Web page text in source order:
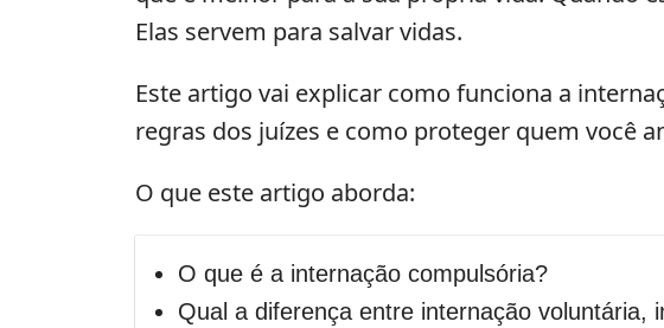
Elas servem para salvar vidas.
Este artigo vai explicar como funciona a
regras dos juízes e como proteger quem você
O que este artigo aborda:
O que é a internação compulsória?
Qual a diferença entre internação voluntária,